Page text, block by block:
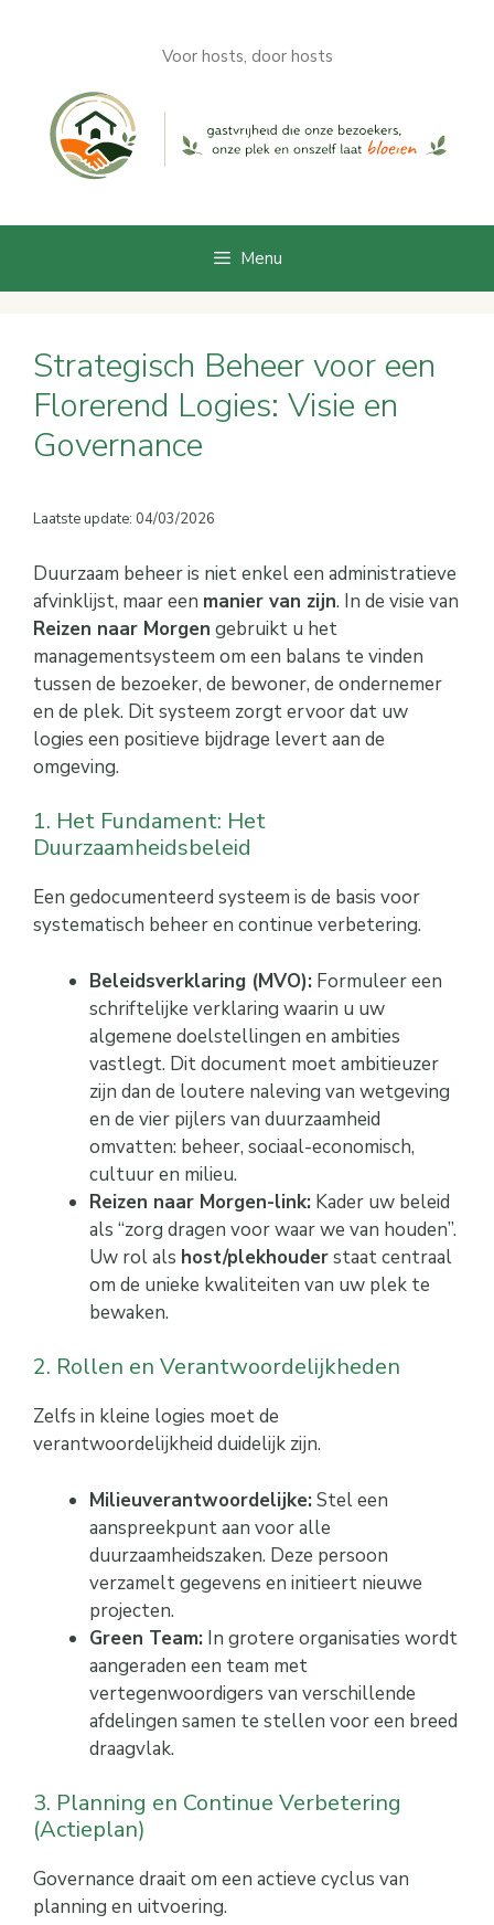
Voor hosts, door hosts
Menu
Strategisch Beheer voor een
Florerend Logies: Visie en
Governance
Laatste update: 04/03/2026
Duurzaam beheer is niet enkel een administratieve
afvinklijst, maar een manier van zijn. In de visie van
Reizen naar Morgen gebruikt u het
managementsysteem om een balans te vinden
tussen de bezoeker, de bewoner, de ondernemer
en de plek. Dit systeem zorgt ervoor dat uw
logies een positieve bijdrage levert aan de
omgeving.
1. Het Fundament: Het
Duurzaamheidsbeleid
Een gedocumenteerd systeem is de basis voor
systematisch beheer en continue verbetering.
Beleidsverklaring (MVO): Formuleer een
schriftelijke verklaring waarin u uw
algemene doelstellingen en ambities
vastlegt. Dit document moet ambitieuzer
zijn dan de loutere naleving van wetgeving
en de vier pijlers van duurzaamheid
omvatten: beheer, sociaal-economisch,
cultuur en milieu.
Reizen naar Morgen-link: Kader uw beleid
als “zorg dragen voor waar we van houden”.
Uw rol als host/plekhouderstaat centraal
om de unieke kwaliteiten van uw plek te
bewaken.
2. Rollen en Verantwoordelijkheden
Zelfs in kleine logies moet de
verantwoordelijkheid duidelijk zijn.
Milieuverantwoordelijke:Stel een
aanspreekpunt aan voor alle
duurzaamheidszaken. Deze persoon
verzamelt gegevens en initieert nieuwe
projecten.
Green Team: In grotere organisaties wordt
aangeraden een team met
vertegenwoordigers van verschillende
afdelingen samen te stellen voor een breed
draagvlak.
3. Planning en Continue Verbetering
(Actieplan)
Governance draait om een actieve cyclus van
planning en uitvoering.